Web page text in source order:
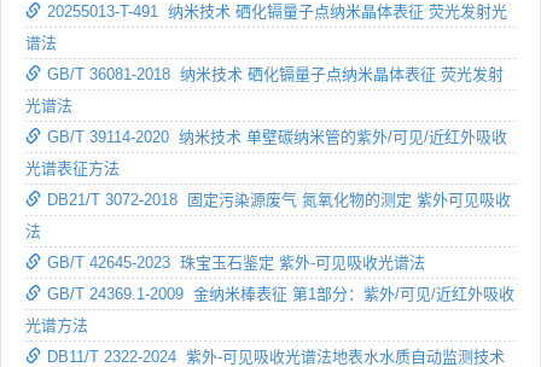
20255013-T-491 纳米技术 硒化镉量子点纳米晶体表征 荧光发射光
谱法
GB/T 36081-2018 纳米技术 硒化镉量子点纳米晶体表征 荧光发射
光谱法
GB/T 39114-2020 纳米技术 单壁碳纳米管的紫外/可见/近红外吸收
光谱表征方法
DB21/T 3072-2018 固定污染源废气 氮氧化物的测定 紫外可见吸收
法
GB/T 42645-2023 珠宝玉石鉴定 紫外-可见吸收光谱法
GB/T 24369.1-2009 金纳米棒表征 第1部分：紫外/可见/近红外吸收
光谱方法
DB11/T 2322-2024 紫外-可见吸收光谱法地表水水质自动监测技术